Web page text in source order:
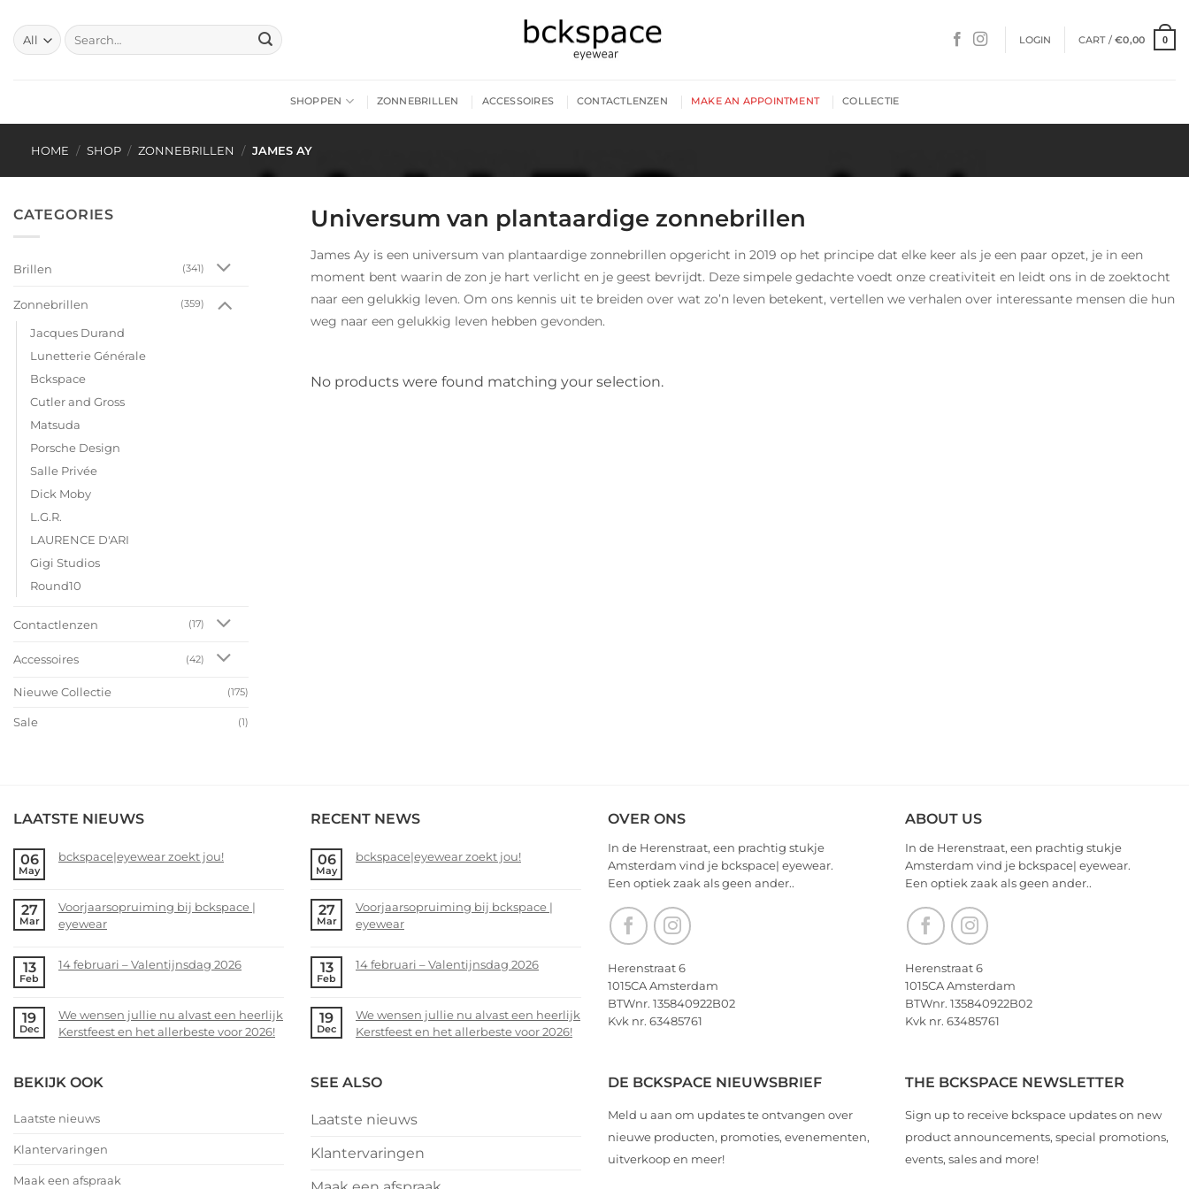
content
Search
for:
LOGIN CART /€0,00 0
SHOPPEN ZONNEBRILLEN ACCESSOIRES CONTACTLENZEN MAKE AN APPOINTMENT COLLECTIE
HOME / SHOP / ZONNEBRILLEN / JAMES AY
CATEGORIES
Brillen (341)
Zonnebrillen (359)
Jacques Durand
Lunetterie Générale
Bckspace
Cutler and Gross
Matsuda
Porsche Design
Salle Privée
Dick Moby
L.G.R.
LAURENCE D'ARI
Gigi Studios
Round10
Contactlenzen (17)
Accessoires (42)
Nieuwe Collectie (175)
Sale (1)
Universum van plantaardige zonnebrillen
James Ay is een universum van plantaardige zonnebrillen opgericht in 2019 op het principe dat elke keer als je een paar opzet, je in een
moment bent waarin de zon je hart verlicht en je geest bevrijdt. Deze simpele gedachte voedt onze creativiteit en leidt ons in de zoektocht
naar een gelukkig leven. Om ons kennis uit te breiden over wat zo’n leven betekent, vertellen we verhalen over interessante mensen die hun
weg naar een gelukkig leven hebben gevonden.
No products were found matching your selection.
LAATSTE NIEUWS
06
May
bckspace|eyewear zoekt jou!
on
bckspace|eyewear
jou!
27
Mar
Voorjaarsopruiming bij bckspace |
eyewear
Comments
bij
bckspace
13
Feb
14 februari – Valentijnsdag 2026
on
14
Valentijnsdag
19
Dec
We wensen jullie nu alvast een heerlijk
Kerstfeest en het allerbeste voor 2026!
on
wensen
nu
een
RECENT NEWS
06
May
bckspace|eyewear zoekt jou!
on
bckspace|eyewear
jou!
27
Mar
Voorjaarsopruiming bij bckspace |
eyewear
Comments
bij
bckspace
13
Feb
14 februari – Valentijnsdag 2026
on
14
Valentijnsdag
19
Dec
We wensen jullie nu alvast een heerlijk
Kerstfeest en het allerbeste voor 2026!
on
wensen
nu
een
OVER ONS
In de Herenstraat, een prachtig stukje
Amsterdam vind je bckspace| eyewear.
Een optiek zaak als geen ander..
Herenstraat 6
1015CA Amsterdam
BTWnr. 135840922B02
Kvk nr. 63485761
ABOUT US
In de Herenstraat, een prachtig stukje
Amsterdam vind je bckspace| eyewear.
Een optiek zaak als geen ander..
Herenstraat 6
1015CA Amsterdam
BTWnr. 135840922B02
Kvk nr. 63485761
BEKIJK OOK
Laatste nieuws
Klantervaringen
Maak een afspraak
SEE ALSO
Laatste nieuws
Klantervaringen
DE BCKSPACE NIEUWSBRIEF
Meld u aan om updates te ontvangen over
nieuwe producten, promoties, evenementen,
uitverkoop en meer!
THE BCKSPACE NEWSLETTER
Sign up to receive bckspace updates on new
product announcements, special promotions,
events, sales and more!